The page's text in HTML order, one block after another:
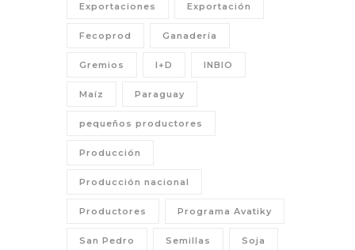
Exportaciones Exportación
Fecoprod Ganadería
Gremios I+D INBIO
Maíz Paraguay
pequeños productores
Producción
Producción nacional
Productores Programa Avatiky
San Pedro Semillas Soja